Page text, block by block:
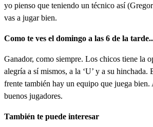
yo pienso que teniendo un técnico así
vas a jugar bien.
Como te ves el domingo a las 6 de la tarde..
Ganador, como siempre. Los chicos tiene la
alegría a sí mismos, a la ‘U’ y a su
frente también hay un equipo que juega
buenos jugadores.
También te puede interesar